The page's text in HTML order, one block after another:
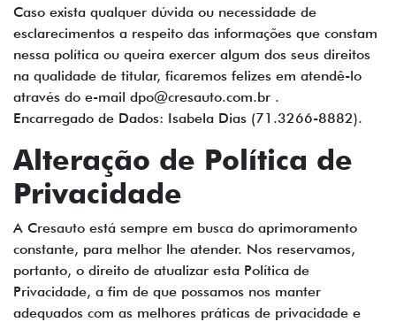
Caso exista qualquer dúvida ou necessidade de
esclarecimentos a respeito das informações que constam
nessa política ou queira exercer algum dos seus direitos
na qualidade de titular, ficaremos felizes em atendê-lo
através do e-mail dpo@cresauto.com.br .
Encarregado de Dados: Isabela Dias (71.3266-8882).
Alteração de Política de
Privacidade
A Cresauto está sempre em busca do aprimoramento
constante, para melhor lhe atender. Nos reservamos,
portanto, o direito de atualizar esta Política de
Privacidade, a fim de que possamos nos manter
adequados com as melhores práticas de privacidade e